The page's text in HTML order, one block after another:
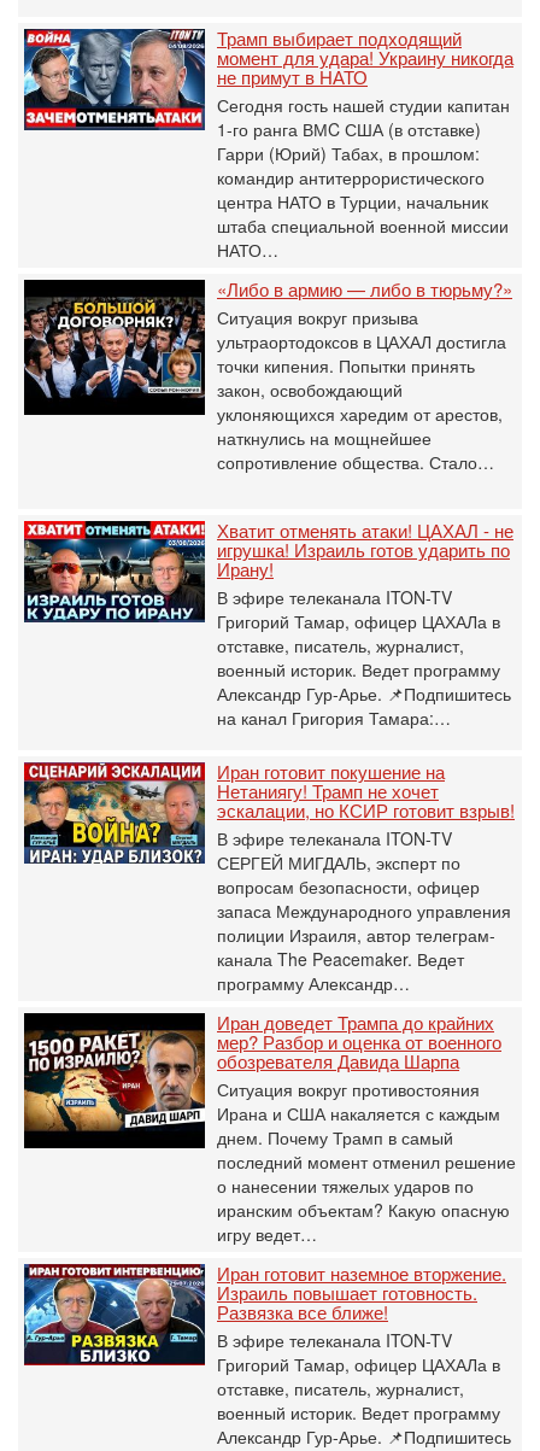
Трамп выбирает подходящий
момент для удара! Украину никогда
не примут в НАТО
Сегодня гость нашей студии капитан
1-го ранга ВМC США (в отставке)
Гарри (Юрий) Табах, в прошлом:
командир антитеррористического
центра НАТО в Турции, начальник
штаба специальной военной миссии
НАТО…
«Либо в армию — либо в тюрьму?»
Ситуация вокруг призыва
ультраортодоксов в ЦАХАЛ достигла
точки кипения. Попытки принять
закон, освобождающий
уклоняющихся харедим от арестов,
наткнулись на мощнейшее
сопротивление общества. Стало…
Хватит отменять атаки! ЦАХАЛ - не
игрушка! Израиль готов ударить по
Ирану!
В эфире телеканала ITON-TV
Григорий Тамар, офицер ЦАХАЛа в
отставке, писатель, журналист,
военный историк. Ведет программу
Александр Гур-Арье. 📌Подпишитесь
на канал Григория Тамара:…
Иран готовит покушение на
Нетаниягу! Трамп не хочет
эскалации, но КСИР готовит взрыв!
В эфире телеканала ITON-TV
СЕРГЕЙ МИГДАЛЬ, эксперт по
вопросам безопасности, офицер
запаса Международного управления
полиции Израиля, автор телеграм-
канала The Peacemaker. Ведет
программу Александр…
Иран доведет Трампа до крайних
мер? Разбор и оценка от военного
обозревателя Давида Шарпа
Ситуация вокруг противостояния
Ирана и США накаляется с каждым
днем. Почему Трамп в самый
последний момент отменил решение
о нанесении тяжелых ударов по
иранским объектам? Какую опасную
игру ведет…
Иран готовит наземное вторжение.
Израиль повышает готовность.
Развязка все ближе!
В эфире телеканала ITON-TV
Григорий Тамар, офицер ЦАХАЛа в
отставке, писатель, журналист,
военный историк. Ведет программу
Александр Гур-Арье. 📌Подпишитесь